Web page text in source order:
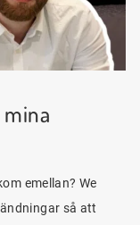
mina
emellan? We
så att